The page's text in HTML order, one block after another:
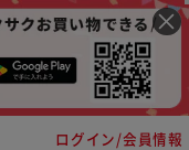
ログイン/会員情報